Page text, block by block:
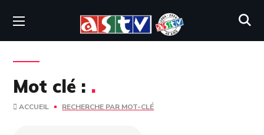
Mot clé : .
ACCUEIL RECHERCHE PAR MOT-CLÉ